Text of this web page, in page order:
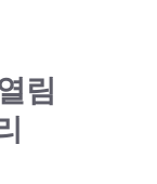
림